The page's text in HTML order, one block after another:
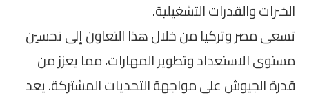
الخبرات والقدرات التشغيلية.
تسعى مصر وتركيا من خلال هذا التعاون إلى تحسين
مستوى الاستعداد وتطوير المهارات، مما يعزز من
قدرة الجيوش على مواجهة التحديات المشتركة. يعد